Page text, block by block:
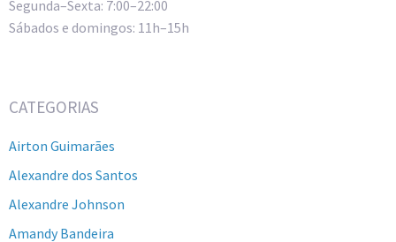
Segunda–Sexta: 7:00–22:00
Sábados e domingos: 11h–15h
CATEGORIAS
Airton Guimarães
Alexandre dos Santos
Alexandre Johnson
Amandy Bandeira